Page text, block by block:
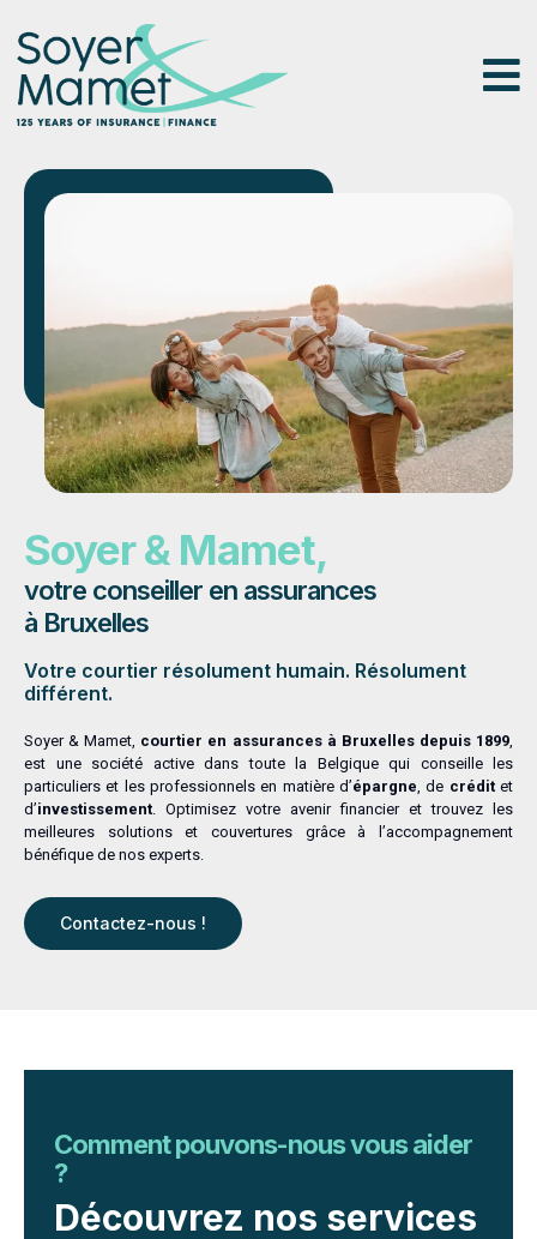
Soyer & Mamet,
votre conseiller en assurances
à Bruxelles
Votre courtier résolument humain. Résolument
différent.
Soyer & Mamet, courtier en assurances à Bruxelles depuis 1899
est une société active dans toute la Belgique qui conseille les
particuliers et les professionnels en matière d’épargne , de créditet
d’investissement . Optimisez votre avenir financier et trouvez les
meilleures solutions et couvertures grâce à l’accompagnement
bénéfique de nos experts.
Contactez-nous !
Comment pouvons-nous vous aider
?
Découvrez nos services